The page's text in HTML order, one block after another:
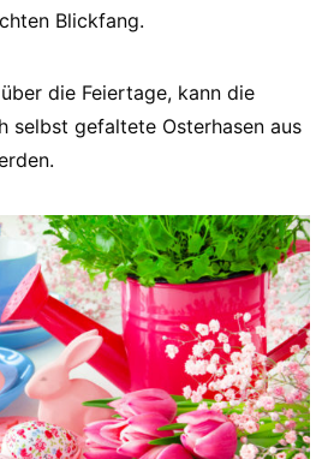
Blickfang.
die Feiertage, kann die
selbst gefaltete Osterhasen aus